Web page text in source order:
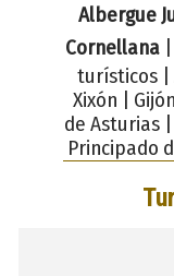
Albergue
Cornellana|
turísticos |
Xixón |
de Asturias
Principado